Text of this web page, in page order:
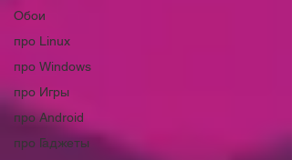
Обои
про Linux
про Windows
про Игры
про Android
про Гаджеты